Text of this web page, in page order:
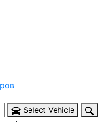
Select Vehicle